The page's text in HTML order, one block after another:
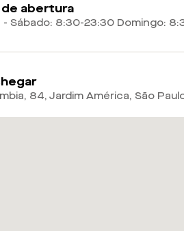
abertura
- Sábado: 8:30-23:30 Domingo:
84, Jardim América, São